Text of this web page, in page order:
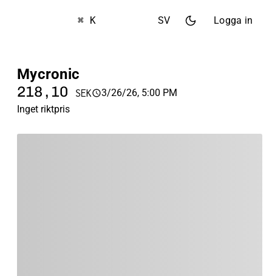
⌘ K SV Logga in
Mycronic
218,10 SEK
3/26/26, 5:00 PM
Inget riktpris